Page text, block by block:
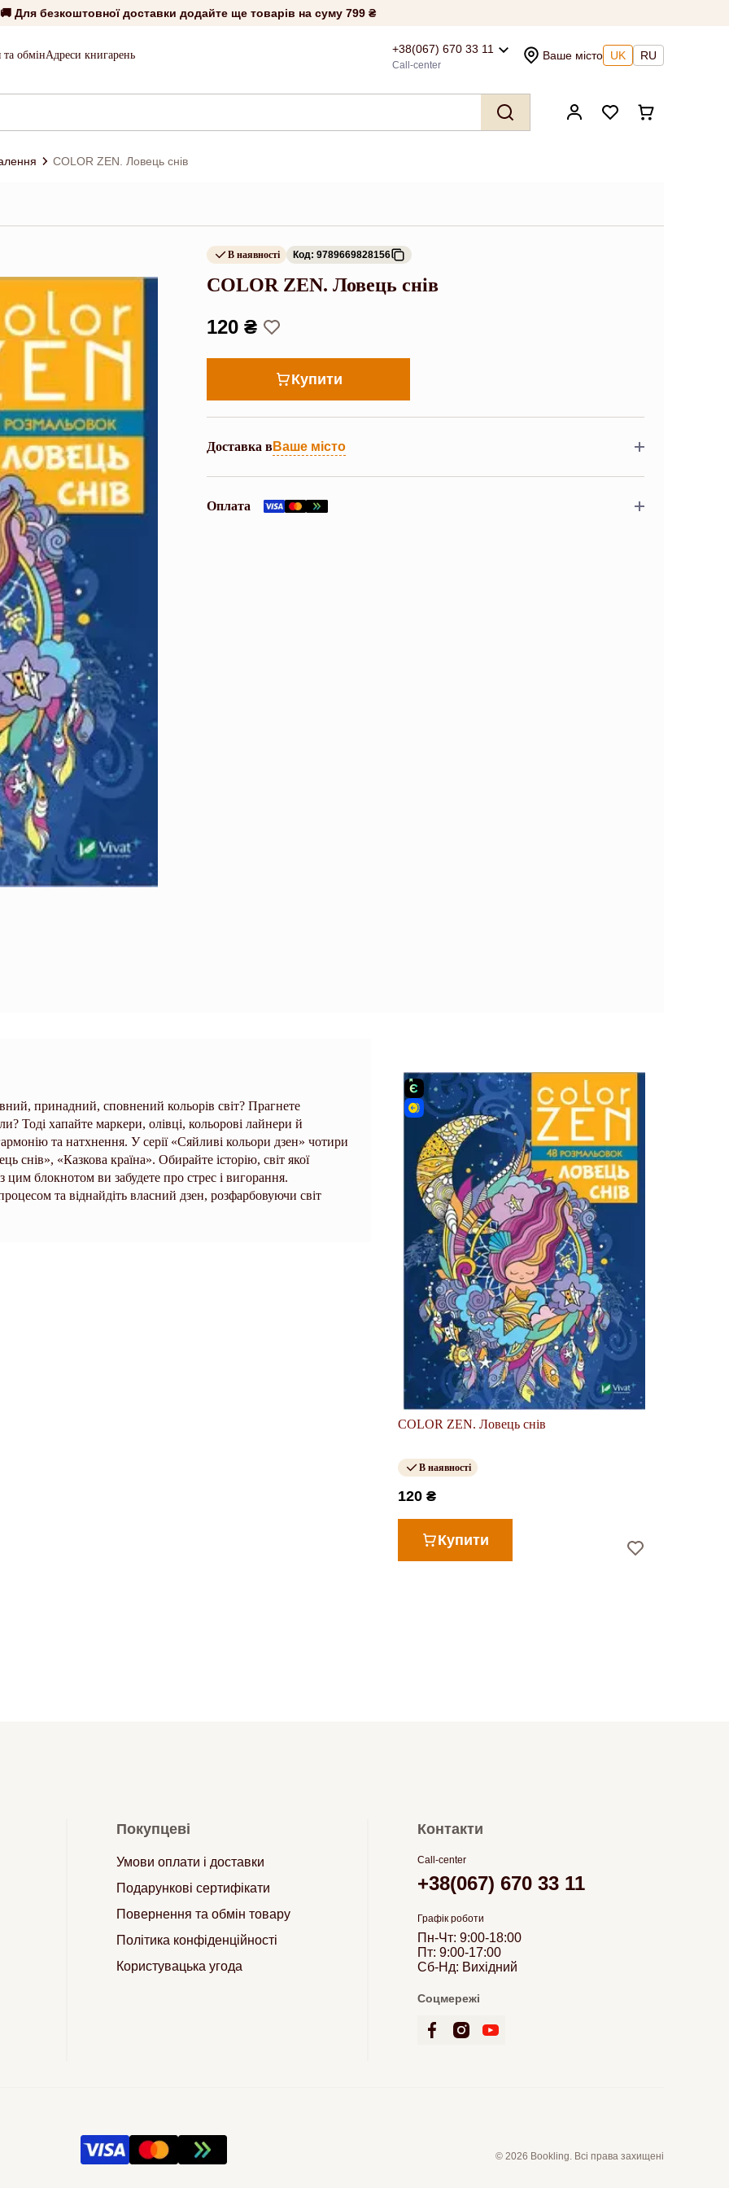
🚚 Для безкоштовної доставки додайте ще товарів на суму 799 ₴
обмінАдреси книгарень +38(067) 670 33 11
Call-center
Ваше місто UK RU
COLOR ZEN. Ловець снів
В наявності Код: 9789669828156
COLOR ZEN. Ловець снів
120 ₴
Купити
Доставка вВаше місто
Оплата
принадний, сповнений кольорів світ? Прагнете
Тоді хапайте маркери, олівці, кольорові лайнери й
та натхнення. У серії «Сяйливі кольори дзен» чотири
«Казкова країна». Обирайте історію, світ якої
цим блокнотом ви забудете про стрес і вигорання.
та віднайдіть власний дзен, розфарбовуючи світ
COLOR ZEN. Ловець снів
В наявності
120 ₴
Купити
Покупцеві
Умови оплати і доставки
Подарункові сертифікати
Повернення та обмін товару
Політика конфіденційності
Користувацька угода
Контакти
Call-center
+38(067) 670 33 11
Графік роботи
Пн-Чт: 9:00-18:00
Пт: 9:00-17:00
Сб-Нд: Вихідний
Соцмережі
© 2026 Bookling. Всі права захищені